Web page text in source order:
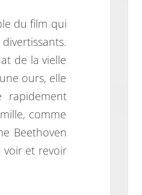
du film qui
de la vielle
ours, elle
rapidement
comme
Beethoven
voir et revoir